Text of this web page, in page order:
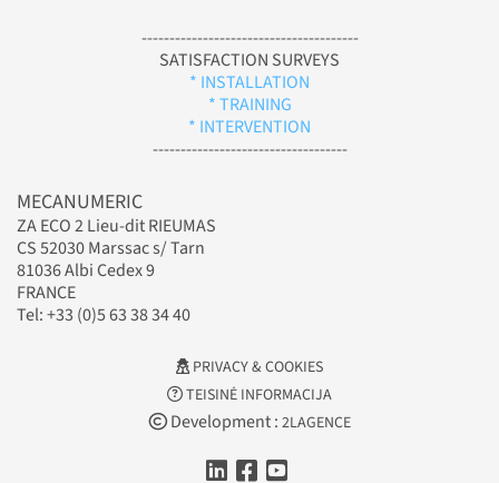
---------------------------------------
SATISFACTION SURVEYS
* INSTALLATION
* TRAINING
* INTERVENTION
-----------------------------------
MECANUMERIC
ZA ECO 2 Lieu-dit RIEUMAS
CS 52030 Marssac s/ Tarn
81036 Albi Cedex 9
FRANCE
Tel: +33 (0)5 63 38 34 40
PRIVACY & COOKIES
TEISINĖ INFORMACIJA
Development : 2LAGENCE